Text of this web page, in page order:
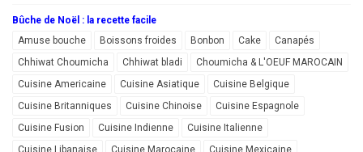
Bûche de Noël : la recette facile
Amuse bouche
Boissons froides Bonbon Cake
Canapés
Chhiwat Choumicha
Chhiwat bladi
Choumicha & L'OEUF MAROCAIN
Cuisine Americaine
Cuisine Asiatique
Cuisine Belgique
Cuisine Britanniques
Cuisine Chinoise
Cuisine Espagnole
Cuisine Fusion
Cuisine Indienne
Cuisine Italienne
Cuisine Libanaise
Cuisine Marocaine
Cuisine Mexicaine